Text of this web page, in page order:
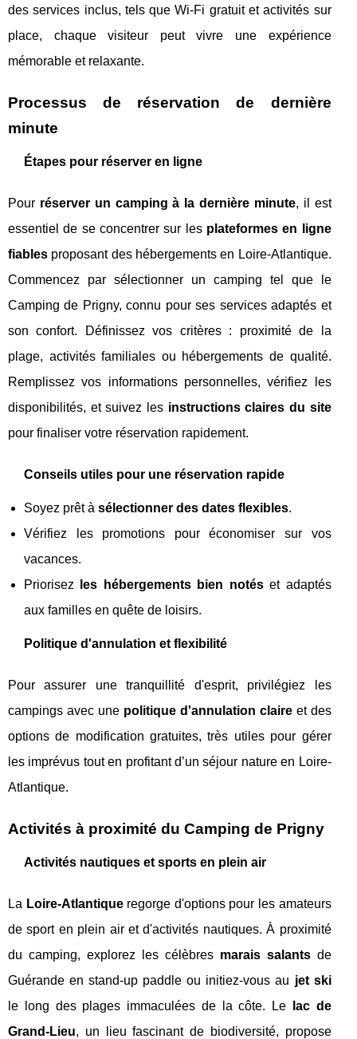
des services inclus, tels que Wi-Fi gratuit et activités sur
place, chaque visiteur peut vivre une expérience
mémorable et relaxante.
Processus de réservation de dernière
minute
Étapes pour réserver en ligne
Pour réserver un camping à la dernière minute, il est
essentiel de se concentrer sur les plateformes en ligne
fiables proposant des hébergements en Loire-Atlantique.
Commencez par sélectionner un camping tel que le
Camping de Prigny, connu pour ses services adaptés et
son confort. Définissez vos critères : proximité de la
plage, activités familiales ou hébergements de qualité.
Remplissez vos informations personnelles, vérifiez les
disponibilités, et suivez les instructions claires du site
pour finaliser votre réservation rapidement.
Conseils utiles pour une réservation rapide
Soyez prêt à sélectionner des dates flexibles.
Vérifiez les promotions pour économiser sur vos
vacances.
Priorisez
les hébergements bien notéset adaptés
aux familles en quête de loisirs.
Politique d'annulation et flexibilité
Pour assurer une tranquillité d'esprit, privilégiez les
campings avec une politique d'annulation claireet des
options de modification gratuites, très utiles pour gérer
les imprévus tout en profitant d’un séjour nature en Loire-
Atlantique.
Activités à proximité du Camping de Prigny
Activités nautiques et sports en plein air
La Loire-Atlantiqueregorge d'options pour les amateurs
de sport en plein air et d'activités nautiques. À proximité
du camping, explorez les célèbres marais salantsde
Guérande en stand-up paddle ou initiez-vous au jet ski
le long des plages immaculées de la côte. Le
lac de
Grand-Lieu, un lieu fascinant de biodiversité, propose